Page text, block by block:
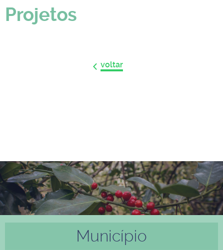
Projetos
voltar
Município